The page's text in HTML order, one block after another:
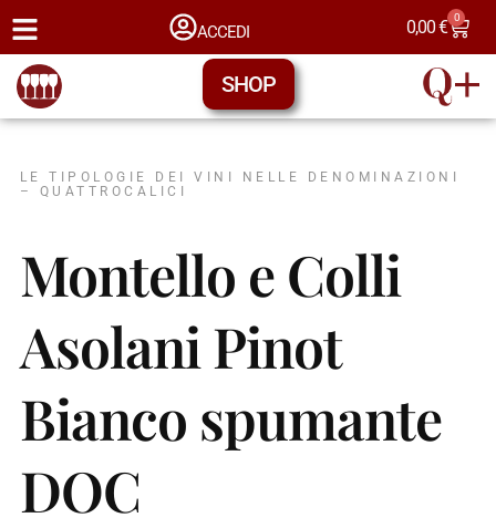
ACCEDI 0,00€ 0
SHOP
LE TIPOLOGIE DEI VINI NELLE DENOMINAZIONI
– QUATTROCALICI
Montello e Colli
Asolani Pinot
Bianco spumante
DOC